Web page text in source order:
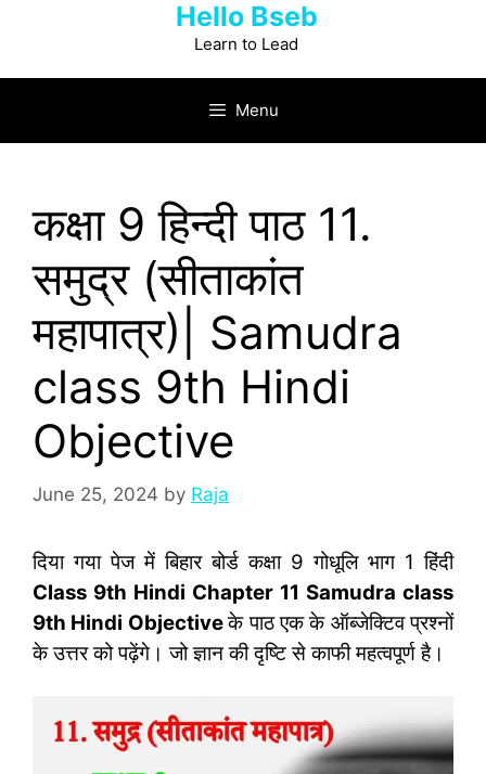
Hello Bseb
Learn to Lead
Menu
कक्षा 9 हिन्‍दी पाठ 11.
समुद्र (सीताकांत
महापात्र)| Samudra
class 9th Hindi
Objective
June 25, 2024 by Raja
दिया गया पेज में बिहार बोर्ड कक्षा 9 गोधूलि भाग 1 हिंदी
Class 9th Hindi Chapter 11 Samudra class
9th Hindi Objectiveके पाठ एक के ऑब्‍जेक्टिव प्रश्‍नों
के उत्तर को पढ़ेंगे। जो ज्ञान की दृष्टि से काफी महत्‍वपूर्ण है।